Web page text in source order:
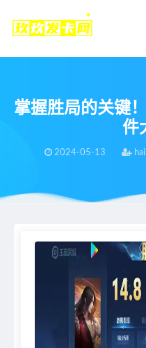
掌握胜局的关键
件
2024-05-13
当前位置： 最近